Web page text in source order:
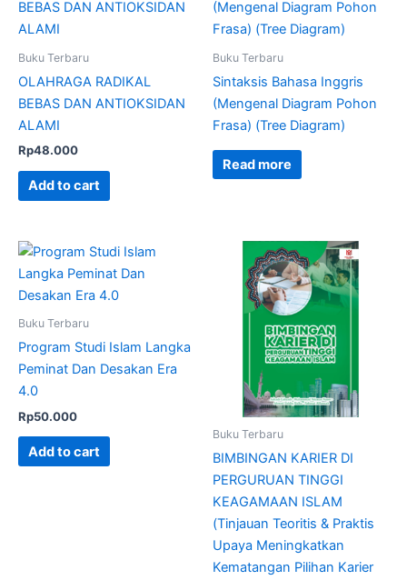
Buku Terbaru
OLAHRAGA RADIKAL
BEBAS DAN ANTIOKSIDAN
ALAMI
Rp48.000
Add to cart
Buku Terbaru
Sintaksis Bahasa Inggris
(Mengenal Diagram Pohon
Frasa) (Tree Diagram)
Read more
Buku Terbaru
Program Studi Islam Langka
Peminat Dan Desakan Era
4.0
Rp50.000
Add to cart
Buku Terbaru
BIMBINGAN KARIER DI
PERGURUAN TINGGI
KEAGAMAAN ISLAM
(Tinjauan Teoritis & Praktis
Upaya Meningkatkan
Kematangan Pilihan Karier